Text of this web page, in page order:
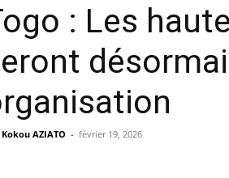
: Les
Kokou AZIATO - février 19, 2026